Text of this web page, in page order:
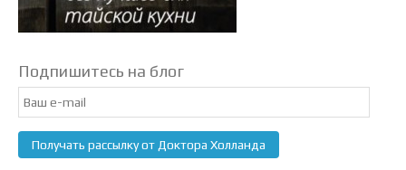
Подпишитесь на блог
Получать рассылку от Доктора Холланда